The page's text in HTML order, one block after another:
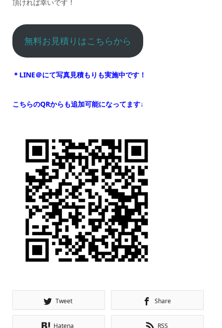
頂ければ幸いです！
無料お見積りはこちらから
＊LINE＠にて写真見積もりも実施中です！
こちらのQRからも追加可能になってます↓
Tweet Share
Hatena RSS